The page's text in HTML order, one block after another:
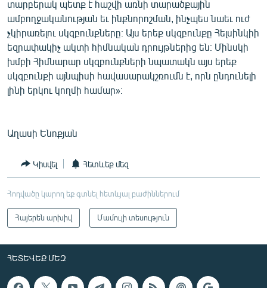
տարբերակ պետք է հաշվի առնի տարածքային
ամբողջականության եւ ինքնորոշման, ինչպես նաեւ ուժ
չկիրառելու սկզբունքները։ Այս երեք սկզբունքը Հելսինկիի
եզրափակիչ ակտի հիմնական դրույթներից են։ Մինսկի
խմբի Հիմնարար սկզբունքների նպատակն այս երեք
սկզբունքի այնպիսի հավասարակշռումն է, որն ընդունելի
լինի երկու կողմի համար»։
Աղասի Ենոքյան
Կիսվել Հետևեք մեզ
Հոդվածը կարող եք գտնել հետևյալ բաժիններում
Հայերեն արխիվ Մամուլի տեսություն
ՀԵՏԵՎԵՔ ՄԵԶ